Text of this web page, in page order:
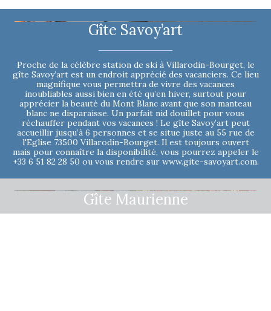
Gîte Savoy’art
Proche de la célèbre station de ski à Villarodin-Bourget, le
gîte Savoy’art est un endroit apprécié des vacanciers. Ce lieu
magnifique vous permettra de vivre des vacances
inoubliables aussi bien en été qu’en hiver, surtout pour
apprécier la beauté du Mont Blanc avant que son manteau
blanc ne disparaisse. Un parfait nid douillet pour vous
réchauffer pendant vos vacances ! Le gîte Savoy’art peut
accueillir jusqu’à 6 personnes et se situe juste au 55 rue de
l'Eglise 73500 Villarodin-Bourget. Il est toujours ouvert
mais pour connaître la disponibilité, vous pourrez appeler le
+33 6 51 82 28 50 ou vous rendre sur www.gite-savoyart.com.
Gîte Maurienne